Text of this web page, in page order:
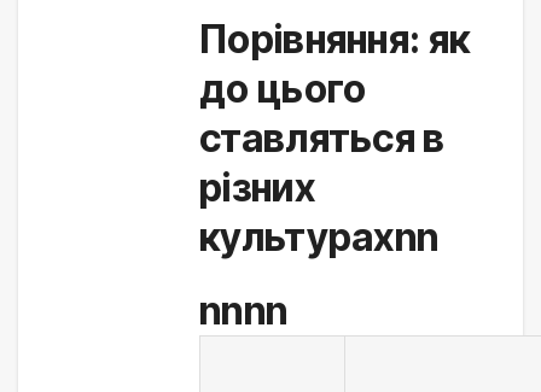
Порівняння: як
до цього
ставляться в
різних
культурахnn
nnnn